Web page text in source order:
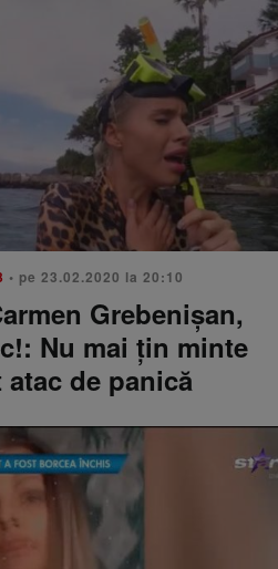
• pe 23.02.2020 la 20:10
Grebenișan,
Nu mai țin minte
de panică